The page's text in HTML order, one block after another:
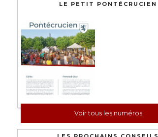
LE PETIT PONTÉCRUCIEN
Voir tous les numéros